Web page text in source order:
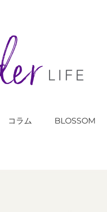
コラム BLOSSOM